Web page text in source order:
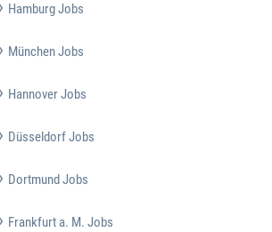
Hamburg Jobs
München Jobs
Hannover Jobs
Düsseldorf Jobs
Dortmund Jobs
Frankfurt a. M. Jobs